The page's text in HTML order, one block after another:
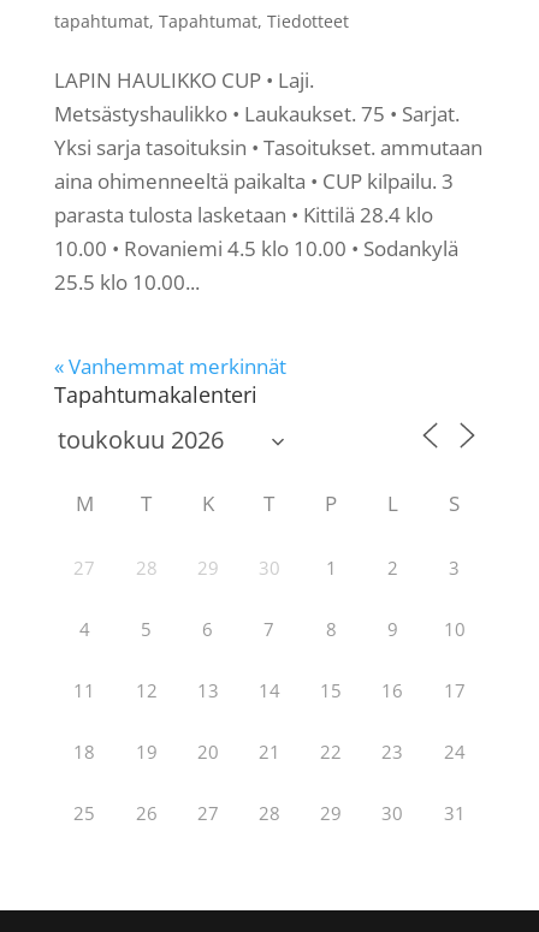
tapahtumat, Tapahtumat, Tiedotteet
LAPIN HAULIKKO CUP • Laji.
Metsästyshaulikko • Laukaukset. 75 • Sarjat.
Yksi sarja tasoituksin • Tasoitukset. ammutaan
aina ohimenneeltä paikalta • CUP kilpailu. 3
parasta tulosta lasketaan • Kittilä 28.4 klo
10.00 • Rovaniemi 4.5 klo 10.00 • Sodankylä
25.5 klo 10.00...
« Vanhemmat merkinnät
Tapahtumakalenteri
M T K T P L S
27 28 29 30 1 2 3
4 5 6 7 8 9 10
11 12 13 14 15 16 17
18 19 20 21 22 23 24
25 26 27 28 29 30 31